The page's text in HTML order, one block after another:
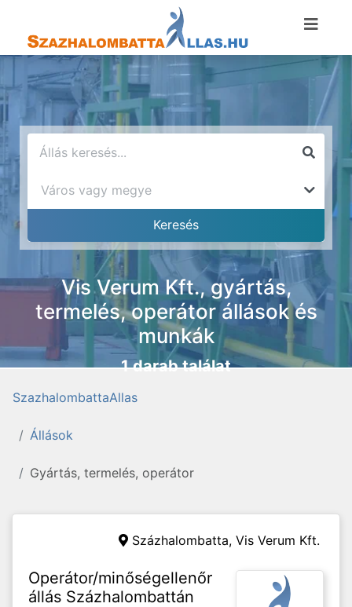
Vis Verum Kft., gyártás,
termelés, operátor állások és
munkák
1 darab találat
SzazhalombattaAllas
Állások
Gyártás, termelés, operátor
Százhalombatta, Vis Verum Kft.
Operátor/minőségellenőr
állás Százhalombattán